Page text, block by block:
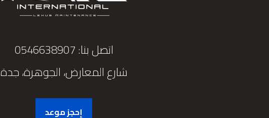
اتصل بنا: 0546638907
شارع المعارض، الجوهرة، جدة
إحجز موعد